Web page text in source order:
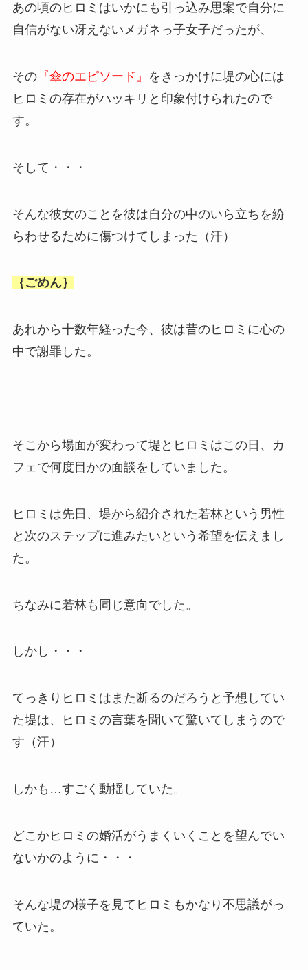
あの頃のヒロミはいかにも引っ込み思案で自分に
自信がない冴えないメガネっ子女子だったが、
その『傘のエピソード』
をきっかけに堤の心には
ヒロミの存在がハッキリと印象付けられたので
す。
そして・・・
そんな彼女のことを彼は自分の中のいら立ちを紛
らわせるために傷つけてしまった（汗）
｛ごめん｝
あれから十数年経った今、彼は昔のヒロミに心の
中で謝罪した。
そこから場面が変わって堤とヒロミはこの日、カ
フェで何度目かの面談をしていました。
ヒロミは先日、堤から紹介された若林という男性
と次のステップに進みたいという希望を伝えまし
た。
ちなみに若林も同じ意向でした。
しかし・・・
てっきりヒロミはまた断るのだろうと予想してい
た堤は、ヒロミの言葉を聞いて驚いてしまうので
す（汗）
しかも…すごく動揺していた。
どこかヒロミの婚活がうまくいくことを望んでい
ないかのように・・・
そんな堤の様子を見てヒロミもかなり不思議がっ
ていた。